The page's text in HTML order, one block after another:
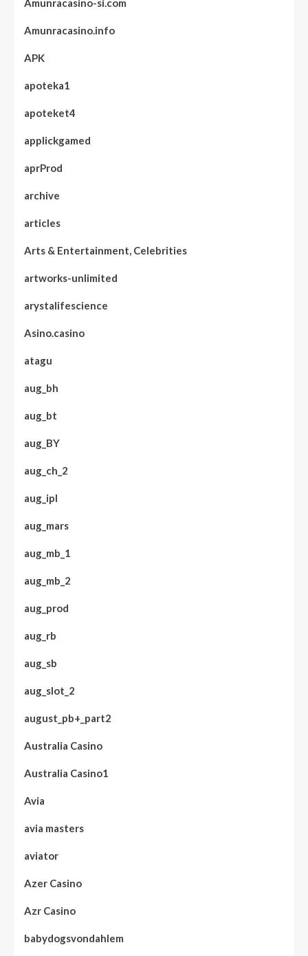
Amunracasino-si.com
Amunracasino.info
APK
apoteka1
apoteket4
applickgamed
aprProd
archive
articles
Arts & Entertainment, Celebrities
artworks-unlimited
arystalifescience
Asino.casino
atagu
aug_bh
aug_bt
aug_BY
aug_ch_2
aug_ipl
aug_mars
aug_mb_1
aug_mb_2
aug_prod
aug_rb
aug_sb
aug_slot_2
august_pb+_part2
Australia Casino
Australia Casino1
Avia
avia masters
aviator
Azer Casino
Azr Casino
babydogsvondahlem